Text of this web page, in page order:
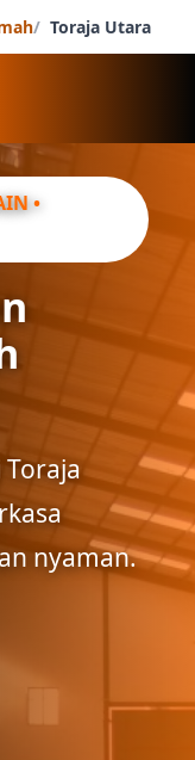
Toraja Utara
•
nyaman.